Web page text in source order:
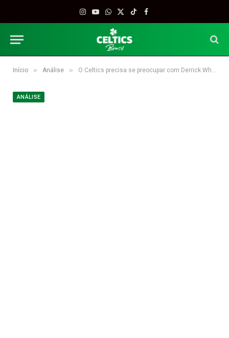
Instagram
YouTube
WhatsApp
X
TikTokFacebook
Início » Análise » O Celtics precisa se preocupar com Derrick White?
ANÁLISE